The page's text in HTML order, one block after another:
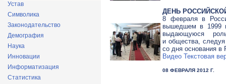
Устав
Символика
Законодательство
Демография
Наука
Инновации
Информатизация
Статистика
ДЕНЬ
8 февраля в
вышедшем в 1999
выдающуюся
и общества,
со дня основания в
Видео Текстовая
08 ФЕВРАЛЯ 2012 Г.